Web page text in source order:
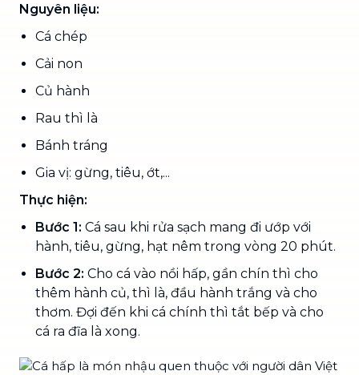
Nguyên liệu:
Cá chép
Cải non
Củ hành
Rau thì là
Bánh tráng
Gia vị: gừng, tiêu, ớt,...
Thực hiện:
Bước 1: Cá sau khi rửa sạch mang đi ướp với
hành, tiêu, gừng, hạt nêm trong vòng 20 phút.
Bước 2: Cho cá vào nồi hấp, gần chín thì cho
thêm hành củ, thì là, đầu hành trắng và cho
thơm. Đợi đến khi cá chính thì tắt bếp và cho
cá ra đĩa là xong.